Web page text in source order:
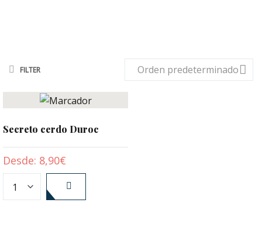
FILTER Orden predeterminado
Secreto cerdo Duroc
Desde: 8,90€